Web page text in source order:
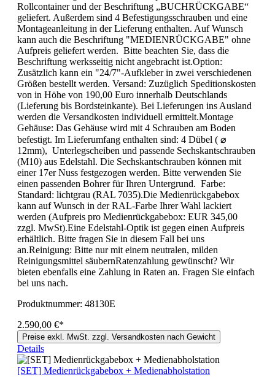
Rollcontainer und der Beschriftung „BUCHRÜCKGABE“
geliefert. Außerdem sind 4 Befestigungsschrauben und eine
Montageanleitung in der Lieferung enthalten. Auf Wunsch
kann auch die Beschriftung "MEDIENRÜCKGABE" ohne
Aufpreis geliefert werden. Bitte beachten Sie, dass die
Beschriftung werksseitig nicht angebracht ist.Option:
Zusätzlich kann ein "24/7"-Aufkleber in zwei verschiedenen
Größen bestellt werden. Versand: Zuzüglich Speditionskosten
von in Höhe von 190,00 Euro innerhalb Deutschlands
(Lieferung bis Bordsteinkante). Bei Lieferungen ins Ausland
werden die Versandkosten individuell ermittelt.Montage
Gehäuse: Das Gehäuse wird mit 4 Schrauben am Boden
befestigt. Im Lieferumfang enthalten sind: 4 Dübel ( ⌀
12mm), Unterlegscheiben und passende Sechskantschrauben
(M10) aus Edelstahl. Die Sechskantschrauben können mit
einer 17er Nuss festgezogen werden. Bitte verwenden Sie
einen passenden Bohrer für Ihren Untergrund. Farbe:
Standard: lichtgrau (RAL 7035).Die Medienrückgabebox
kann auf Wunsch in der RAL-Farbe Ihrer Wahl lackiert
werden (Aufpreis pro Medienrückgabebox: EUR 345,00
zzgl. MwSt).Eine Edelstahl-Optik ist gegen einen Aufpreis
erhältlich. Bitte fragen Sie in diesem Fall bei uns
an.Reinigung: Bitte nur mit einem neutralen, milden
Reinigungsmittel säubernRatenzahlung gewünscht? Wir
bieten ebenfalls eine Zahlung in Raten an. Fragen Sie einfach
bei uns nach.
Produktnummer: 48130E
2.590,00 €*
Preise exkl. MwSt. zzgl. Versandkosten nach Gewicht
Details
[SET] Medienrückgabebox + Medienabholstation